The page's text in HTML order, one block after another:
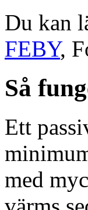
Du kan
FEBY,
Så
Ett
med